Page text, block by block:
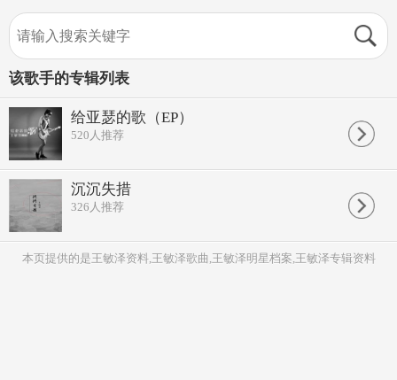
该歌手的专辑列表
给亚瑟的歌（EP）
520 人推荐
沉沉失措
326 人推荐
本页提供的是王敏泽资料,王敏泽歌曲,王敏泽明星档案,王敏泽专辑资料